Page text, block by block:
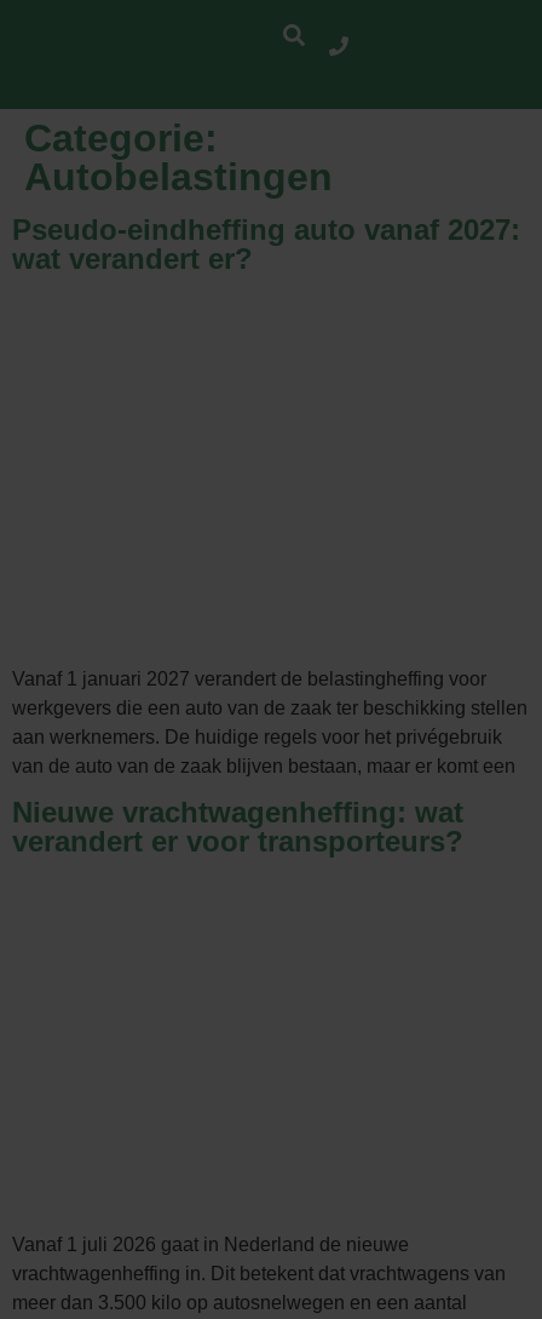
Categorie:
Autobelastingen
Pseudo-eindheffing auto vanaf 2027:
wat verandert er?
Vanaf 1 januari 2027 verandert de belastingheffing voor
werkgevers die een auto van de zaak ter beschikking stellen
aan werknemers. De huidige regels voor het privégebruik
van de auto van de zaak blijven bestaan, maar er komt een
Nieuwe vrachtwagenheffing: wat
verandert er voor transporteurs?
Vanaf 1 juli 2026 gaat in Nederland de nieuwe
vrachtwagenheffing in. Dit betekent dat vrachtwagens van
meer dan 3.500 kilo op autosnelwegen en een aantal